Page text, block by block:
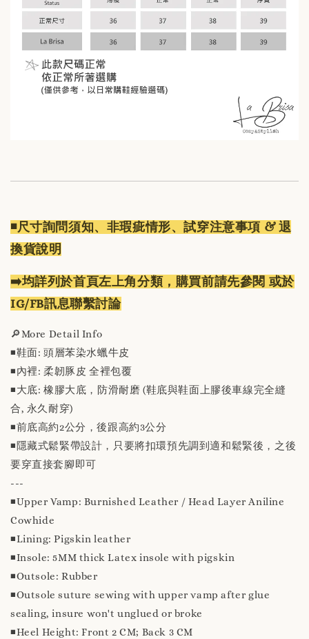
◾️尺寸詢問須知、非瑕疵情形、試穿注意事項 & 退
換貨說明
➡️均詳列於首頁左上角分類，購買前請先參閱 或於
IG/FB訊息聯繫討論
🔎More Detail Info
◾️鞋面: 頭層苯染水蠟牛皮
◾️內裡: 柔韌豚皮 全裡包覆
◾️大底: 橡膠大底，防滑耐磨 (鞋底與鞋面上膠後車線完全縫
合, 永久耐穿)
◾️前底高約2公分，後跟高約3公分
◾️隱藏式鬆緊帶設計，只要將扣環預先調到適和鬆緊後，之後
要穿直接套腳即可
---
◾️Upper Vamp: Burnished Leather / Head Layer Aniline
Cowhide
◾️Lining: Pigskin leather
◾️Insole: 5MM thick Latex insole with pigskin
◾️Outsole: Rubber
◾️Outsole suture sewing with upper vamp after glue
sealing, insure won't unglued or broke
◾️Heel Height: Front 2 CM; Back 3 CM